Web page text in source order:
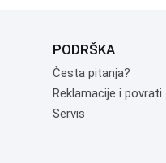
PODRŠKA
Česta pitanja?
Reklamacije i povrati
Servis